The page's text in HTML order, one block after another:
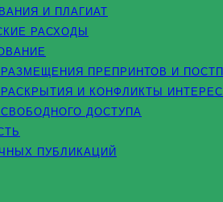
И ПЛАГИАТ
РАСХОДЫ
ПРЕПРИНТОВ И
И КОНФЛИКТЫ
ДОСТУПА
ПУБЛИКАЦИЙ